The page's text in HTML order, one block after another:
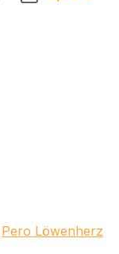
Pero Löwenherz